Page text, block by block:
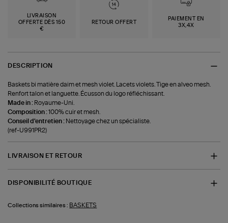
LIVRAISON
OFFERTE DÈS 150
€
RETOUR OFFERT
PAIEMENT EN
3X,4X
DESCRIPTION
Baskets bi matière daim et mesh violet. Lacets violets. Tige en alveo mesh.
Renfort talon et languette. Écusson du logo réfléchissant.
Made in : Royaume-Uni.
Composition :100% cuir et mesh.
Conseil d'entretien : Nettoyage chez un spécialiste.
(ref-U991PR2)
LIVRAISON ET RETOUR
DISPONIBILITÉ BOUTIQUE
Collections similaires : BASKETS